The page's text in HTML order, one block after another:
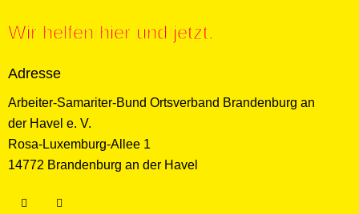
Wir helfen hier und jetzt.
Adresse
Arbeiter-Samariter-Bund Ortsverband Brandenburg an
der Havel e. V.
Rosa-Luxemburg-Allee 1
14772 Brandenburg an der Havel